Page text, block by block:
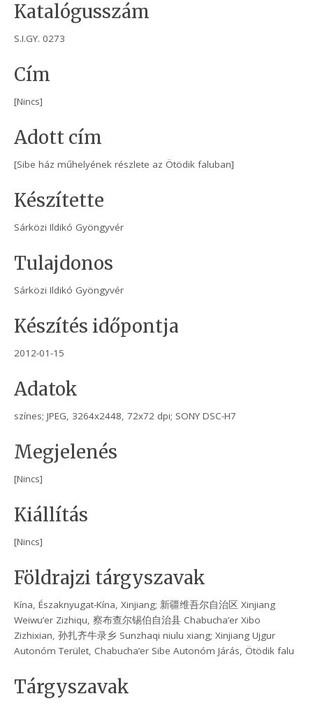
Katalógusszám
S.I.GY. 0273
Cím
[Nincs]
Adott cím
[Sibe ház műhelyének részlete az Ötödik faluban]
Készítette
Sárközi Ildikó Gyöngyvér
Tulajdonos
Sárközi Ildikó Gyöngyvér
Készítés időpontja
2012-01-15
Adatok
színes; JPEG, 3264x2448, 72x72 dpi; SONY DSC-H7
Megjelenés
[Nincs]
Kiállítás
[Nincs]
Földrajzi tárgyszavak
Kína, Északnyugat-Kína, Xinjiang; 新疆维吾尔自治区 Xinjiang
Weiwu’er Zizhiqu, 察布查尔锡伯自治县 Chabucha’er Xibo
Zizhixian, 孙扎齐牛录乡 Sunzhaqi niulu xiang; Xinjiang Ujgur
Autonóm Terület, Chabucha’er Sibe Autonóm Járás, Ötödik falu
Tárgyszavak